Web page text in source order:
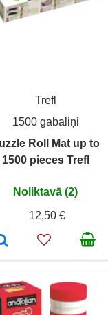
Trefl
1500 gabaliņi
Roll Mat up to
1500 pieces Trefl
Noliktavā (2)
12,50 €